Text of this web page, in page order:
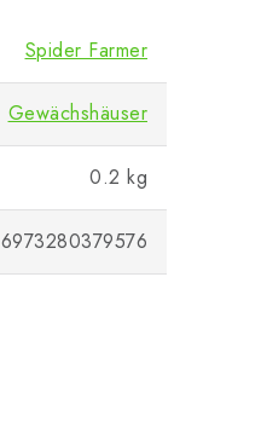
Spider Farmer
Gewächshäuser
0.2 kg
6973280379576